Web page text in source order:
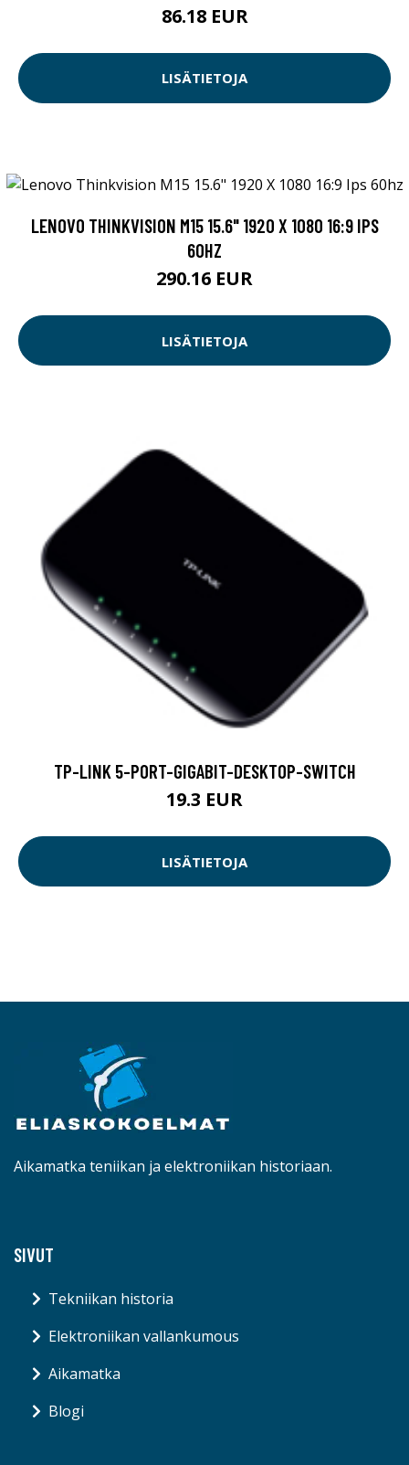
86.18 EUR
LISÄTIETOJA
LENOVO THINKVISION M15 15.6" 1920 X 1080 16:9 IPS
60HZ
290.16 EUR
LISÄTIETOJA
TP-LINK 5-PORT-GIGABIT-DESKTOP-SWITCH
19.3 EUR
LISÄTIETOJA
Aikamatka teniikan ja elektroniikan historiaan.
SIVUT
Tekniikan historia
Elektroniikan vallankumous
Aikamatka
Blogi